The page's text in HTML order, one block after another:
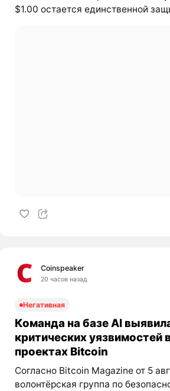
$1.00 остается единственной
Coinspeaker
20 часов назад
Негативная
Команда на базе AI
критических уязвимостей
проектах Bitcoin
Согласно Bitcoin Magazine от 5
волонтёрская группа по